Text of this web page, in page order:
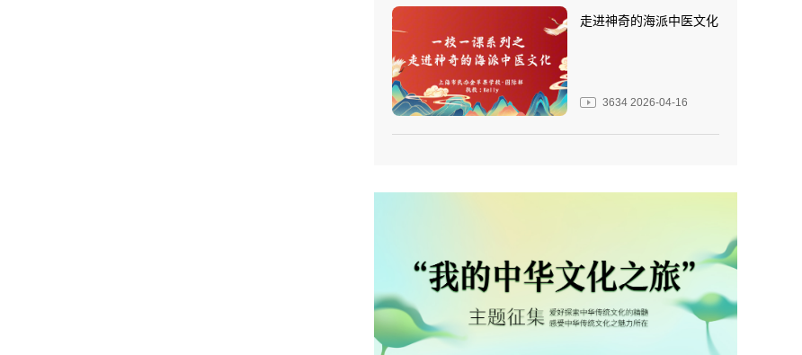
走进神奇的海派中医文化
3634 2026-04-16